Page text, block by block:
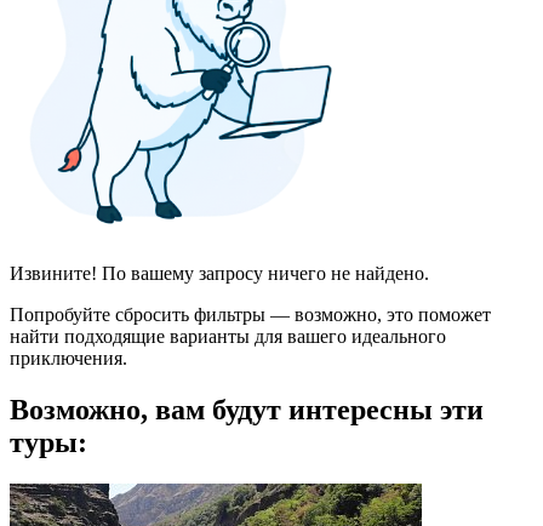
Извините! По вашему запросу ничего не найдено.
Попробуйте сбросить фильтры — возможно, это поможет
найти подходящие варианты для вашего идеального
приключения.
Возможно, вам будут интересны эти
туры: